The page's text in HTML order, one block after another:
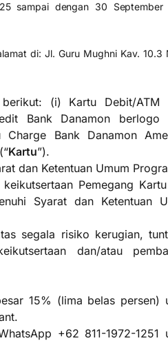
sampai dengan 30 September
di: Jl. Guru Mughni Kav. 10.3
(i) Kartu Debit/ATM
Bank Danamon berlogo
Bank Danamon
Kartu”).
dan Ketentuan Umum
Pemegang
Syarat dan Ketentuan
segala risiko kerugian,
dan/atau
15% (lima belas persen)
+62 811-1972-1251